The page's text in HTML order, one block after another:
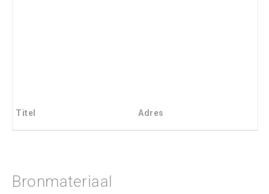
Titel Adres
Bronmateriaal